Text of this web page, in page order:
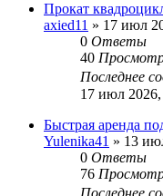
Прокат
axied11 » 17 июл
0 Ответы
40
Последнее
17 июл
Быстрая аренда
Yulenika41 » 13
0 Ответы
76
Последнее